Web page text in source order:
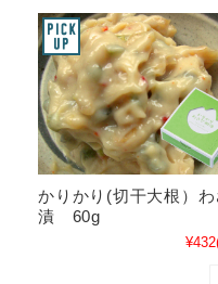
かりかり(切干大根）わ
漬 60g
¥432